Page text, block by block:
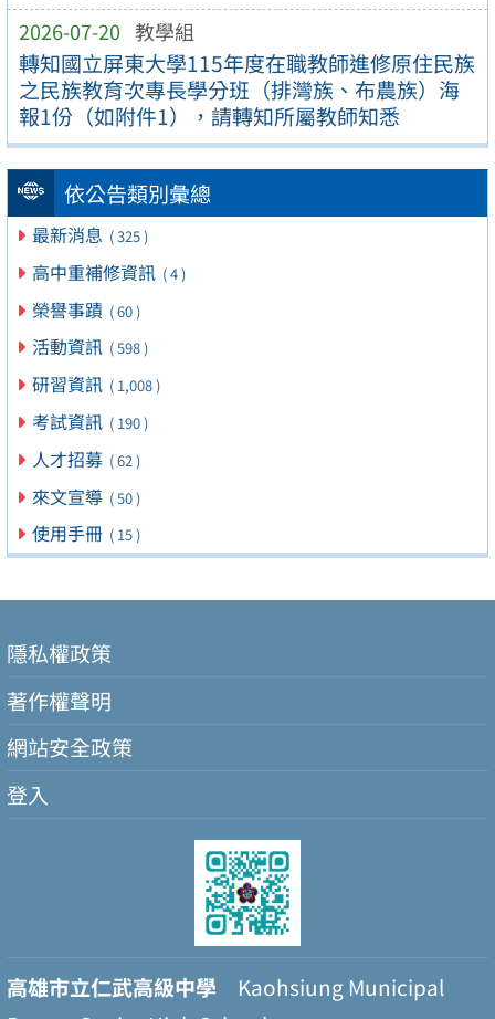
2026-07-20 教學組
轉知國立屏東大學115年度在職教師進修原住民族
之民族教育次專長學分班（排灣族、布農族）海
報1份（如附件1），請轉知所屬教師知悉
依公告類別彙總
最新消息 ( 325 )
高中重補修資訊 ( 4 )
榮譽事蹟 ( 60 )
活動資訊 ( 598 )
研習資訊 ( 1,008 )
考試資訊 ( 190 )
人才招募 ( 62 )
來文宣導 ( 50 )
使用手冊 ( 15 )
隱私權政策
著作權聲明
網站安全政策
登入
高雄市立仁武高級中學 Kaohsiung Municipal